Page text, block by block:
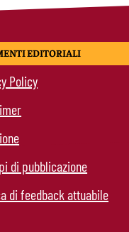
EDITORIALI
Policy
di pubblicazione
di feedback attuabile